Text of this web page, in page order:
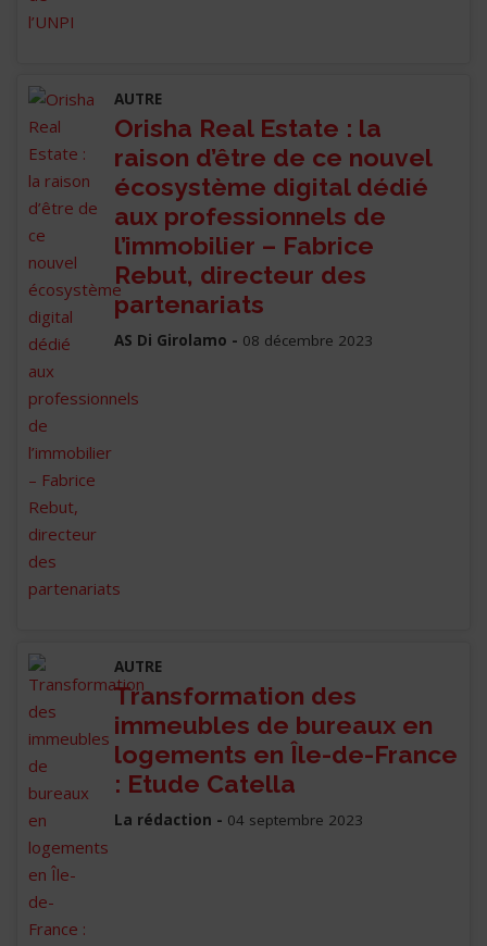
AUTRE
Orisha Real Estate : la
raison d’être de ce nouvel
écosystème digital dédié
aux professionnels de
l’immobilier – Fabrice
Rebut, directeur des
partenariats
AS Di Girolamo - 08 décembre 2023
AUTRE
Transformation des
immeubles de bureaux en
logements en Île-de-France
: Etude Catella
La rédaction - 04 septembre 2023